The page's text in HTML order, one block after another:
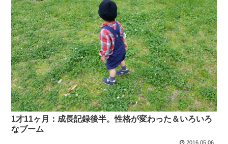
1才11ヶ月：成長記録後半。性格が変わった＆いろいろ
なブーム
2016.05.06